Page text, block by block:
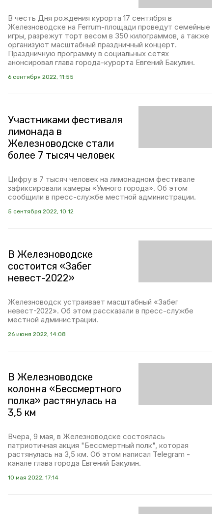
В честь Дня рождения курорта 17 сентября в
Железноводске на Ferrum-площади проведут семейные
игры, разрежут торт весом в 350 килограммов, а также
организуют масштабный праздничный концерт.
Праздничную программу в социальных сетях
анонсировал глава города-курорта Евгений Бакулин.
6 сентября 2022, 11:55
Участниками фестиваля
лимонада в
Железноводске стали
более 7 тысяч человек
Цифру в 7 тысяч человек на лимонадном фестивале
зафиксировали камеры «Умного города». Об этом
сообщили в пресс-службе местной администрации.
5 сентября 2022, 10:12
В Железноводске
состоится «Забег
невест-2022»
Железноводск устраивает масштабный «Забег
невест-2022». Об этом рассказали в пресс-службе
местной администрации.
26 июня 2022, 14:08
В Железноводске
колонна «Бессмертного
полка» растянулась на
3,5 км
Вчера, 9 мая, в Железноводске состоялась
патриотичная акция "Бессмертный полк", которая
растянулась на 3,5 км. Об этом написал Telegram -
канале глава города Евгений Бакулин.
10 мая 2022, 17:14